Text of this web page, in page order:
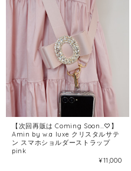
【次回再販は Coming Soon…♡】
Amin by w.a luxe クリスタルサテ
ン スマホショルダーストラップ
pink
¥11,000